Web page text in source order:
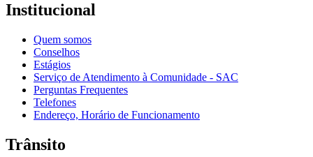
Institucional
Quem somos
Conselhos
Estágios
Serviço de Atendimento à Comunidade - SAC
Perguntas Frequentes
Telefones
Endereço, Horário de Funcionamento
Trânsito